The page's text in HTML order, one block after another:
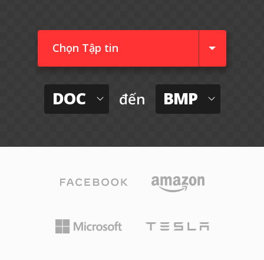
Chọn Tập tin
DOC đến BMP